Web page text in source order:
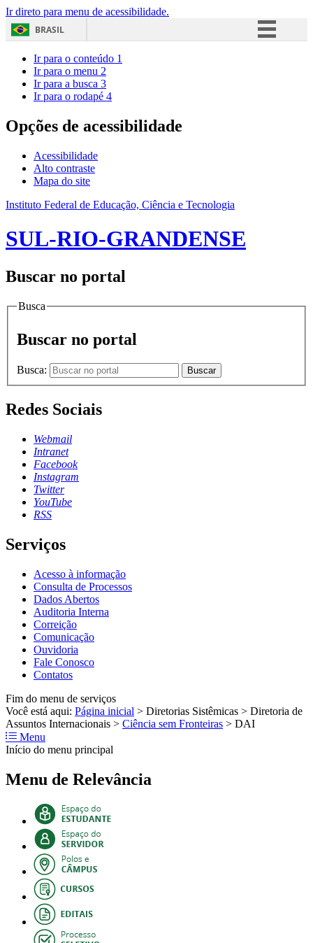
Ir direto para menu de acessibilidade.
BRASIL
Acesso à informação
Ir para o conteúdo 1
Ir para o menu 2
Ir para a busca 3
Ir para o rodapé 4
Opções de acessibilidade
Acessibilidade
Alto contraste
Mapa do site
Instituto Federal de Educação, Ciência e Tecnologia
SUL-RIO-GRANDENSE
Buscar no portal
Busca
Buscar no portal
Busca: Buscar
Redes Sociais
Webmail
Intranet
Facebook
Instagram
Twitter
YouTube
RSS
Serviços
Acesso à informação
Consulta de Processos
Dados Abertos
Auditoria Interna
Correição
Comunicação
Ouvidoria
Fale Conosco
Contatos
Fim do menu de serviços
Você está aqui: Página inicial > Diretorias Sistêmicas > Diretoria de
Assuntos Internacionais > Ciência sem Fronteiras > DAI
Menu
Início do menu principal
Menu de Relevância